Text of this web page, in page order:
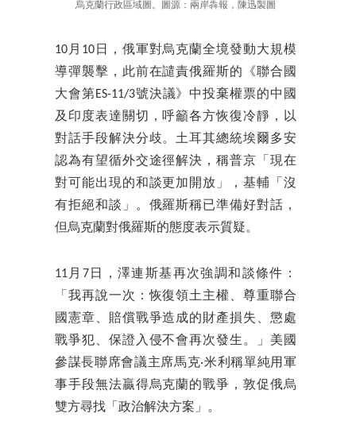
烏克蘭行政區域圖。圖源：兩岸犇報，陳迅製圖
10月10日，俄軍對烏克蘭全境發動大規模
導彈襲擊，此前在譴責俄羅斯的《聯合國
大會第ES-11/3號決議》中投棄權票的中國
及印度表達關切，呼籲各方恢復冷靜，以
對話手段解決分歧。土耳其總統埃爾多安
認為有望循外交途徑解決，稱普京「現在
對可能出現的和談更加開放」，基輔「沒
有拒絕和談」。俄羅斯稱已準備好對話，
但烏克蘭對俄羅斯的態度表示質疑。
11月7日，澤連斯基再次強調和談條件：
「我再說一次：恢復領土主權、尊重聯合
國憲章、賠償戰爭造成的財產損失、懲處
戰爭犯、保證入侵不會再次發生。」美國
參謀長聯席會議主席馬克·米利稱單純用軍
事手段無法贏得烏克蘭的戰爭，敦促俄烏
雙方尋找「政治解決方案」。